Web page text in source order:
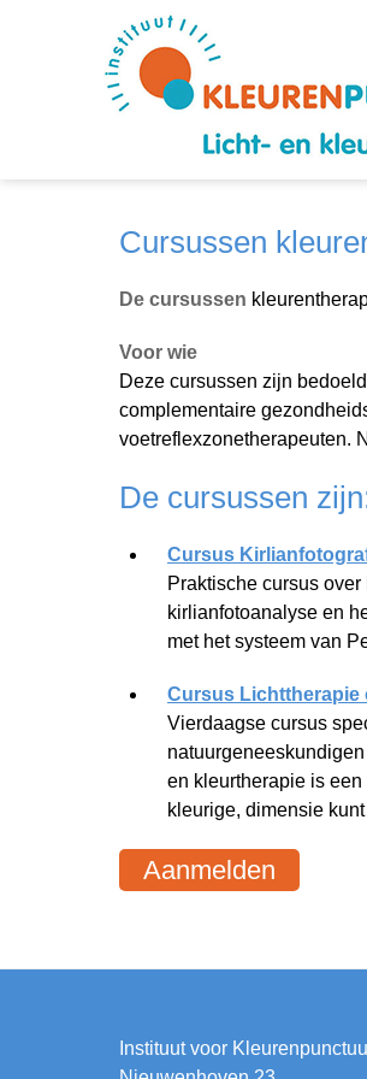
Cursussen
De cursussen
Voor wie
Deze cursussen zijn
complementaire
voetreflexzonetherapeuten.
De cursussen
Cursus
Praktische cursus
kirlianfotoanalyse en
met het systeem van
Cursus Lichttherapie
Vierdaagse cursus
en kleurtherapie is
kleurige, dimensie
Aanmelden
Instituut voor